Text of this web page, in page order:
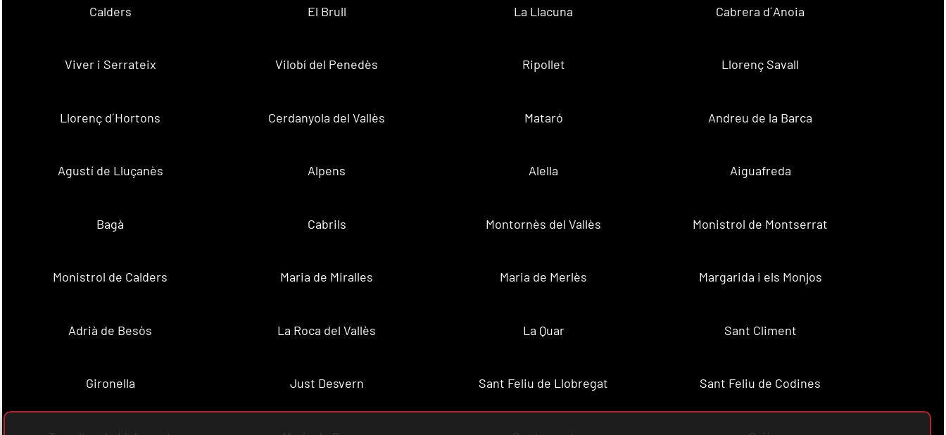
Calders El Brull La Llacuna Cabrera d´Anoia
Viver i Serrateix Vilobí del Penedès Ripollet Llorenç Savall
Llorenç d´Hortons Cerdanyola del Vallès Mataró Andreu de la Barca
Agustí de Lluçanès Alpens Alella Aiguafreda
Bagà Cabrils Montornès del Vallès Monistrol de Montserrat
Monistrol de Calders Maria de Miralles Maria de Merlès Margarida i els Monjos
Adrià de Besòs La Roca del Vallès La Quar Sant Climent
Gironella Just Desvern Sant Feliu de Llobregat Sant Feliu de Codines